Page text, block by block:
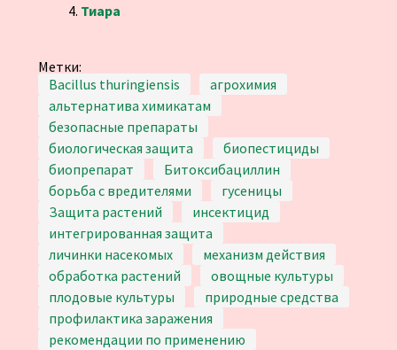
Тиара
Метки:
Bacillus thuringiensis
агрохимия
альтернатива химикатам
безопасные препараты
биологическая защита
биопестициды
биопрепарат
Битоксибациллин
борьба с вредителями
гусеницы
Защита растений
инсектицид
интегрированная защита
личинки насекомых
механизм действия
обработка растений
овощные культуры
плодовые культуры
природные средства
профилактика заражения
рекомендации по применению